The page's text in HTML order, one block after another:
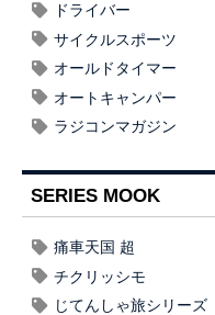
ドライバー
サイクルスポーツ
オールドタイマー
オートキャンパー
ラジコンマガジン
SERIES MOOK
痛車天国 超
チクリッシモ
じてんしゃ旅シリーズ